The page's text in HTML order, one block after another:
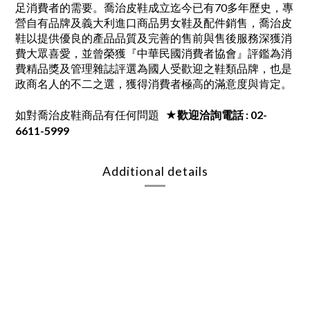
足消費者的需要。喬治皮鞋成立迄今已有70多年歷史，專
營自有品牌及義大利進口商品男女鞋及配件銷售，喬治皮
鞋以提供優良的產品品質及完善的售前與售後服務深獲消
費大眾喜愛，並曾榮獲『中華民國消費者協會』評鑑為消
費精品獎及管理雜誌評選為國人受歡迎之鞋類品牌，也是
政商名人的不二之選，獲得消費者極高的滿意度與肯定。
如對喬治皮鞋商品有任何問題
★歡迎洽詢電話 : 02-
6611-5999
Additional details